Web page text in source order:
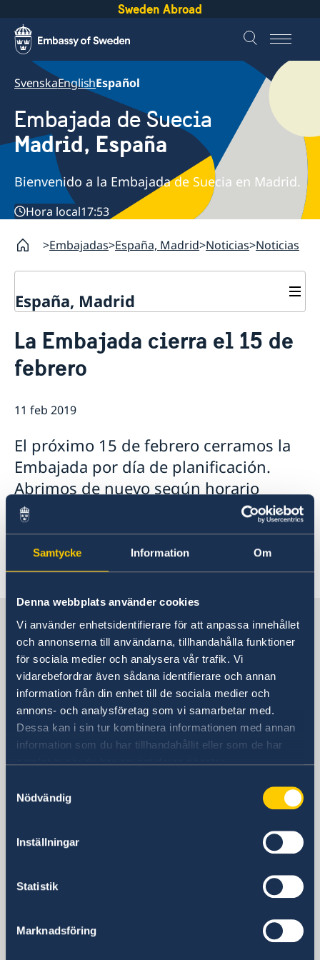
Samtycke Information Om
Denna webbplats använder cookies
Vi använder enhetsidentifierare för att anpassa innehållet
och annonserna till användarna, tillhandahålla funktioner
för sociala medier och analysera vår trafik. Vi
vidarebefordrar även sådana identifierare och annan
information från din enhet till de sociala medier och
annons- och analysföretag som vi samarbetar med.
Dessa kan i sin tur kombinera informationen med annan
information som du har tillhandahållit eller som de har
samlat in när du har använt deras tjänster.
Nödvändig
Inställningar
Statistik
Marknadsföring
Sweden Abroad
SvenskaEnglishEspañol
Embajada de Suecia
Madrid, España
Bienvenido a la Embajada de Suecia en Madrid.
Hora local17:53
Embajadas España, Madrid Noticias Noticias
España, Madrid
Sobre nosotros
Personal en la embajada
Reglamento General de Protección de Datos (RGPD)
Noticias
Prioridades en la promoción cultural y comercial
La Embajada cierra el 15 de
febrero
11 feb 2019
El próximo 15 de febrero cerramos la
Embajada por día de planificación.
Abrimos de nuevo según horario
habitual el lunes siguiente dá 18 de
febrero.
Suecia en España
Embajada
Visiting address
Calle Caracas 25
28010 Madrid
Dirección postal
Calle Caracas 25
Teléfono
+34 91 702 2000
Embajada
+34 91 702 2038
Información general & asuntos consulares